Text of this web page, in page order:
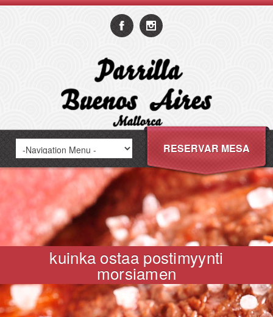
RESERVAR MESA
kuinka ostaa postimyynti
morsiamen